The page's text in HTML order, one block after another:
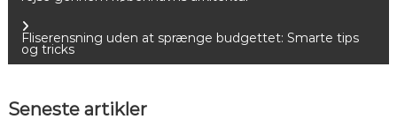
n
d
l
Fliserensning uden at sprænge budgettet: Smarte tips
og tricks
Seneste artikler